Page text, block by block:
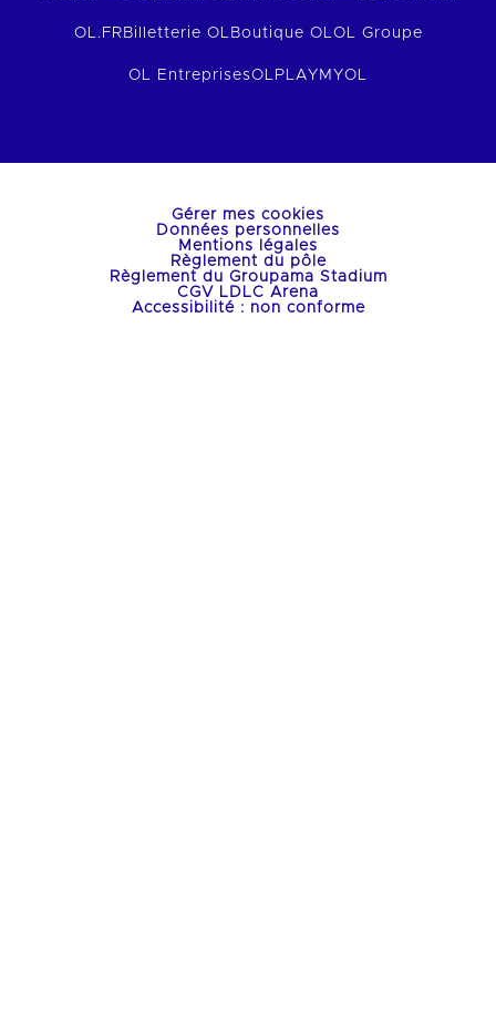
OL.FR Billetterie OL Boutique OLOL Groupe
OL EntreprisesOLPLAY MYOL
Gérer mes cookies
Données personnelles
Mentions légales
Règlement du pôle
Règlement du Groupama Stadium
CGV LDLC Arena
Accessibilité : non conforme